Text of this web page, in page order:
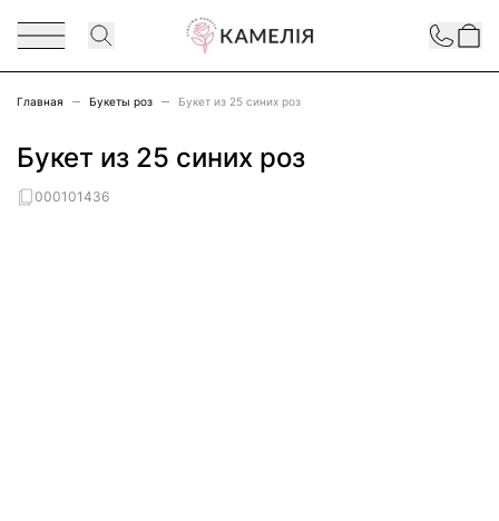
Перейти к содержимому
Contact
Главная Букеты роз Букет из 25 синих роз
Букет из 25 синих роз
000101436